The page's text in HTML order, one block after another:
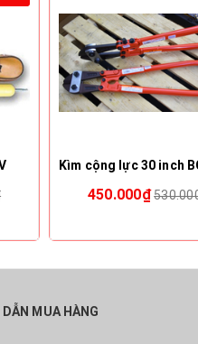
450.000₫
DẪN MUA HÀNG